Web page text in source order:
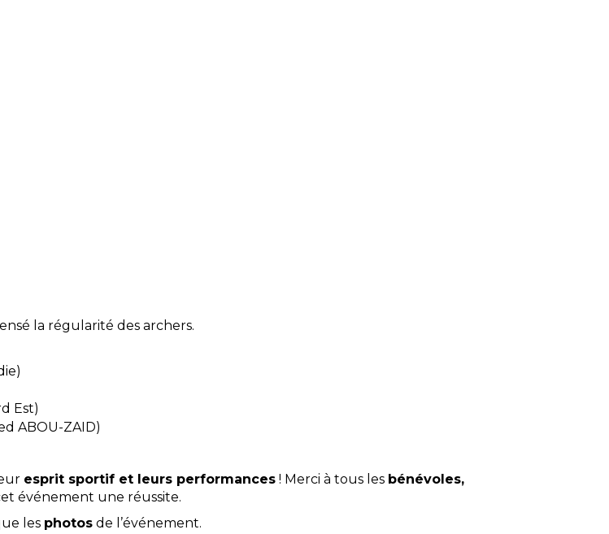
la régularité des archers.
Est)
ABOU-ZAID)
esprit sportif et leurs performances ! Merci à tous les bénévoles,
événement une réussite.
les photos de l’événement.